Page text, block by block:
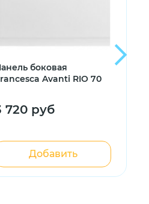
боковая
Avanti RIO 70
720 руб
Добавить